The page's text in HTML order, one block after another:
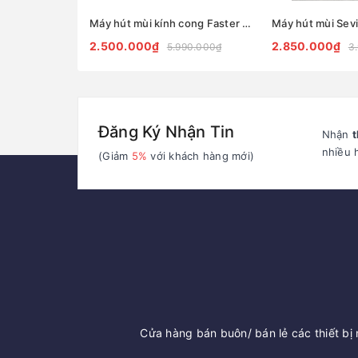
Máy hút mùi kính cong Faster FS H88 Plus
2.500.000₫ 5.990.000₫
Máy hút mùi
2.850.000₫
Đăng Ký Nhận Tin
(Giảm 5% với khách hàng mới)
Nhận
nhiều
Cửa hàng bán buôn/ bán lẻ các thiết